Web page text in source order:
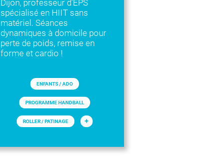
Dijon, professeur d’EPS
spécialisé en HIIT sans
matériel. Séances
dynamiques à domicile pour
perte de poids, remise en
forme et cardio !
ENFANTS / ADO
PROGRAMME HANDBALL
ROLLER / PATINAGE +